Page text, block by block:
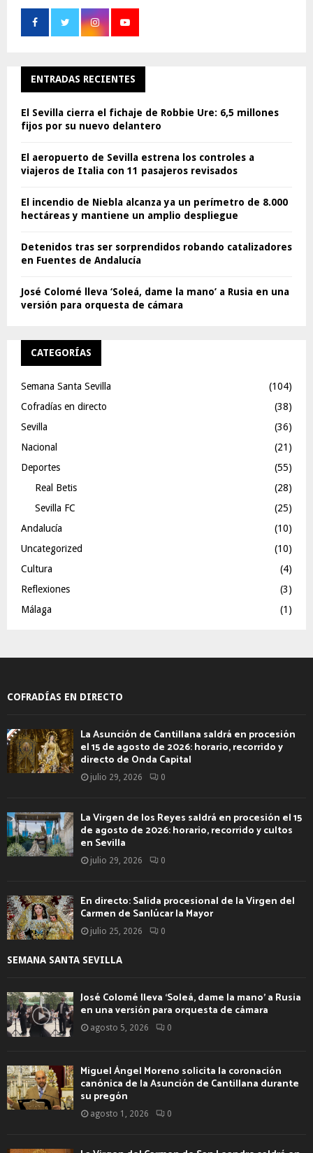
ENTRADAS RECIENTES
El Sevilla cierra el fichaje de Robbie Ure: 6,5 millones
fijos por su nuevo delantero
El aeropuerto de Sevilla estrena los controles a
viajeros de Italia con 11 pasajeros revisados
El incendio de Niebla alcanza ya un perímetro de 8.000
hectáreas y mantiene un amplio despliegue
Detenidos tras ser sorprendidos robando catalizadores
en Fuentes de Andalucía
José Colomé lleva ‘Soleá, dame la mano’ a Rusia en una
versión para orquesta de cámara
CATEGORÍAS
Semana Santa Sevilla
(104)
Cofradías en directo
(38)
Sevilla
(36)
Nacional
(21)
Deportes
(55)
Real Betis
(28)
Sevilla FC
(25)
Andalucía
(10)
Uncategorized
(10)
Cultura
(4)
Reflexiones
(3)
Málaga
(1)
COFRADÍAS EN DIRECTO
La Asunción de Cantillana saldrá en procesión
el 15 de agosto de 2026: horario, recorrido y
directo de Onda Capital
julio 29, 2026 0
La Virgen de los Reyes saldrá en procesión el 15
de agosto de 2026: horario, recorrido y cultos
en Sevilla
julio 29, 2026 0
En directo: Salida procesional de la Virgen del
Carmen de Sanlúcar la Mayor
julio 25, 2026 0
SEMANA SANTA SEVILLA
José Colomé lleva ‘Soleá, dame la mano’ a Rusia
en una versión para orquesta de cámara
agosto 5, 2026 0
Miguel Ángel Moreno solicita la coronación
canónica de la Asunción de Cantillana durante
su pregón
agosto 1, 2026 0